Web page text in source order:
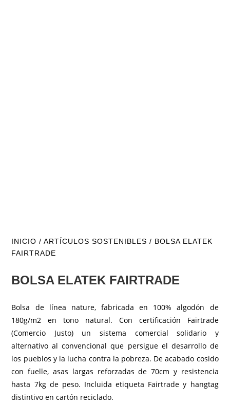
INICIO /ARTÍCULOS SOSTENIBLES / BOLSA ELATEK
FAIRTRADE
BOLSA ELATEK FAIRTRADE
Bolsa de línea nature, fabricada en 100% algodón de
180g/m2 en tono natural. Con certificación Fairtrade
(Comercio Justo) un sistema comercial solidario y
alternativo al convencional que persigue el desarrollo de
los pueblos y la lucha contra la pobreza. De acabado cosido
con fuelle, asas largas reforzadas de 70cm y resistencia
hasta 7kg de peso. Incluida etiqueta Fairtrade y hangtag
distintivo en cartón reciclado.